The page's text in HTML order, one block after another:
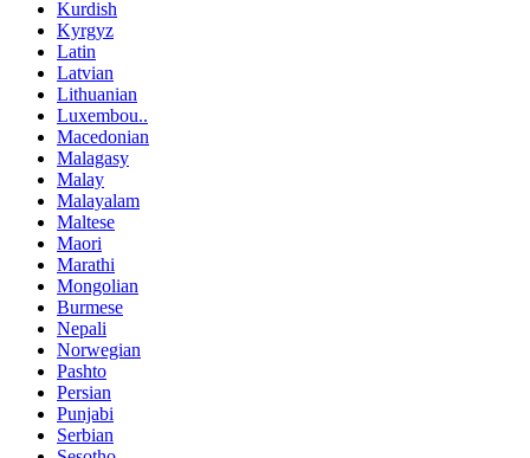
Kurdish
Kyrgyz
Latin
Latvian
Lithuanian
Luxembou..
Macedonian
Malagasy
Malay
Malayalam
Maltese
Maori
Marathi
Mongolian
Burmese
Nepali
Norwegian
Pashto
Persian
Punjabi
Serbian